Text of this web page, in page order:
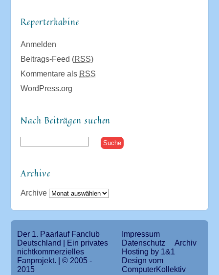
Reporterkabine
Anmelden
Beitrags-Feed (RSS)
Kommentare als RSS
WordPress.org
Nach Beiträgen suchen
Archive
Archive
Der 1. Paarlauf Fanclub
Deutschland | Ein privates
nichtkommerzielles
Fanprojekt. | © 2005 -
2015
Impressum
Datenschutz
Archiv
Hosting by 1&1
Design vom
ComputerKollektiv